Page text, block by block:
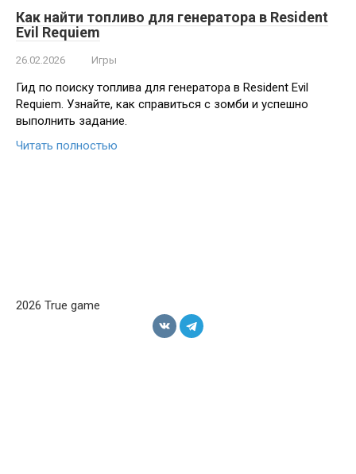
Как найти топливо для генератора в Resident
Evil Requiem
26.02.2026 Игры
Гид по поиску топлива для генератора в Resident Evil
Requiem. Узнайте, как справиться с зомби и успешно
выполнить задание.
Читать полностью
2026 True game